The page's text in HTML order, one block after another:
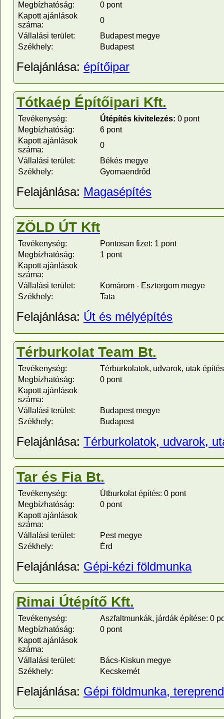
Megbízhatóság:
0 pont
Kapott ajánlások
száma:
0
Vállalási terület:
Budapest megye
Székhely:
Budapest
Felajánlása: építőipar
Tótkaép Építőipari Kft.
Tevékenység: Útépítés kivitelezés: 0 pont
Megbízhatóság:
6 pont
Kapott ajánlások
száma:
0
Vállalási terület:
Békés megye
Székhely:
Gyomaendrőd
Felajánlása: Magasépítés
ZÖLD ÚT Kft
Tevékenység:
Pontosan fizet: 1 pont
Megbízhatóság:
1 pont
Kapott ajánlások
száma:
Vállalási terület:
Komárom - Esztergom megye
Székhely:
Tata
Felajánlása: Út és mélyépítés
Térburkolat Team Bt.
Tevékenység:
Térburkolatok, udvarok, utak
Megbízhatóság:
0 pont
Kapott ajánlások
száma:
Vállalási terület:
Budapest megye
Székhely:
Budapest
Felajánlása: Térburkolatok, udvarok,
Tar és Fia Bt.
Tevékenység:
Útburkolat építés: 0 pont
Megbízhatóság:
0 pont
Kapott ajánlások
száma:
Vállalási terület:
Pest megye
Székhely:
Érd
Felajánlása: Gépi-kézi földmunka
Rimai Útépítő Kft.
Tevékenység:
Aszfaltmunkák, járdák építése: 0
Megbízhatóság:
0 pont
Kapott ajánlások
száma:
Vállalási terület:
Bács-Kiskun megye
Székhely:
Kecskemét
Felajánlása: Gépi földmunka,